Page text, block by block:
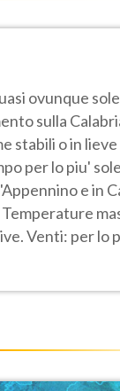
ovunque
sulla
stabili o in
per lo piu'
e in
Venti: per lo